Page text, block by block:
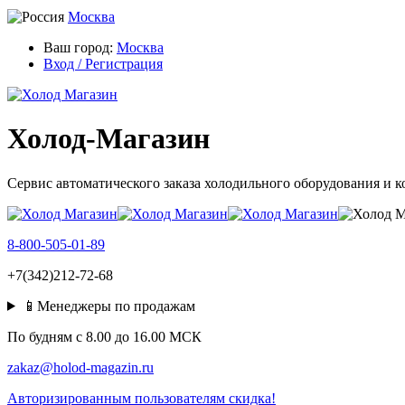
Москва
Ваш город: Москва
Вход / Регистрация
Холод-Магазин
Сервис автоматического заказа холодильного оборудования и
8-800-505-01-89
+7(342)212-72-68
📱Менеджеры по продажам
По будням c 8.00 до 16.00 МСК
zakaz@holod-magazin.ru
Авторизированным пользователям скидка!